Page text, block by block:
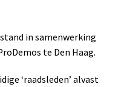
in samenwerking
te Den Haag.
‘raadsleden’ alvast